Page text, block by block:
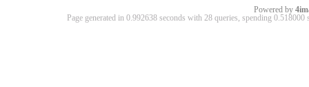
Powered by
Page generated in 0.992638 seconds with 28 queries, spending